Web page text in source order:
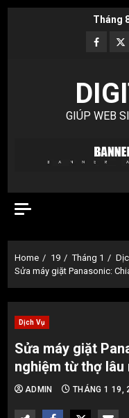
Tháng
GIÚP WEB
Home 19 Tháng 1
Sửa máy giặt Panasonic:
Dịch Vụ
Sửa máy giặt
nghiệm từ thợ lâu
ADMIN THÁNG 1 19,